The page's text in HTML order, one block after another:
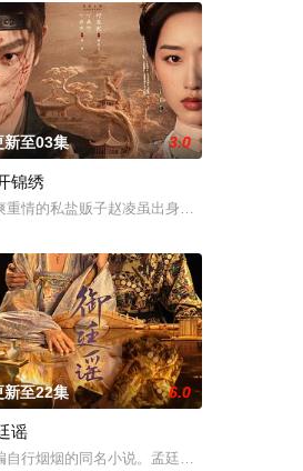
”那个夜晚，他脸颊微热，还听见自己加速的
江淮被掳走配“阴婚”。他与女探长穆英搭
实业报国的故事。甲午战争后，国家蒙羞
新至03集 3.0
锦绣
重情的私盐贩子赵凌虽出身草莽，却心怀壮
，与“醋精”少爷凌慎行从生死对立到情根
饰）因意外踏入玄机界，继而卷入虎云
文化传媒有限公司
新至22集 6.0
谣
自行烟烟的同名小说。孟廷辉，大平王朝有